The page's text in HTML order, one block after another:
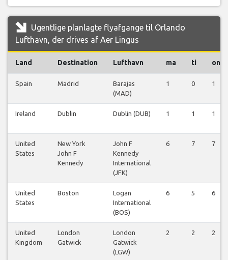
Ugentlige planlagte flyafgange til Orlando
Lufthavn, der drives af Aer Lingus
Land Destination Lufthavn ma ti on
Spain Madrid
Barajas
(MAD)
1 0 1
Ireland Dublin Dublin (DUB) 1 1 1
United
States
New York
John F
Kennedy
John F
Kennedy
International
(JFK)
6 7 7
United
States
Boston
Logan
International
(BOS)
6 5 6
United
Kingdom
London
Gatwick
London
Gatwick
(LGW)
2 2 2